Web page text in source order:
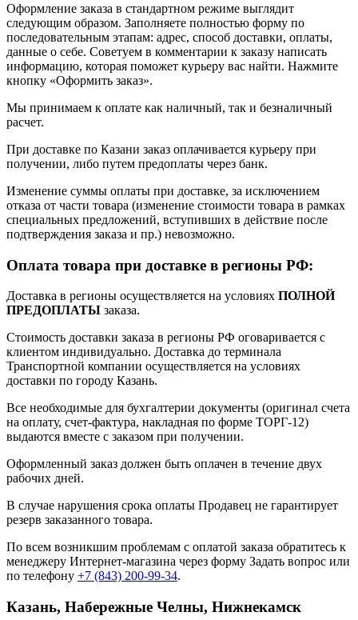
Оформление заказа в стандартном режиме выглядит
следующим образом. Заполняете полностью форму по
последовательным этапам: адрес, способ доставки, оплаты,
данные о себе. Советуем в комментарии к заказу написать
информацию, которая поможет курьеру вас найти. Нажмите
кнопку «Оформить заказ».
Мы принимаем к оплате как наличный, так и безналичный
расчет.
При доставке по Казани заказ оплачивается курьеру при
получении, либо путем предоплаты через банк.
Изменение суммы оплаты при доставке, за исключением
отказа от части товара (изменение стоимости товара в рамках
специальных предложений, вступивших в действие после
подтверждения заказа и пр.) невозможно.
Оплата товара при доставке в регионы РФ:
Доставка в регионы осуществляется на условиях ПОЛНОЙ
ПРЕДОПЛАТЫ заказа.
Стоимость доставки заказа в регионы РФ оговаривается с
клиентом индивидуально. Доставка до терминала
Транспортной компании осуществляется на условиях
доставки по городу Казань.
Все необходимые для бухгалтерии документы (оригинал счета
на оплату, счет-фактура, накладная по форме ТОРГ-12)
выдаются вместе с заказом при получении.
Оформленный заказ должен быть оплачен в течение двух
рабочих дней.
В случае нарушения срока оплаты Продавец не гарантирует
резерв заказанного товара.
По всем возникшим проблемам с оплатой заказа обратитесь к
менеджеру Интернет-магазина через форму Задать вопрос или
по телефону +7 (843) 200-99-34.
Казань, Набережные Челны, Нижнекамск